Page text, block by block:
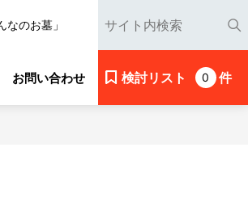
のお墓」
お問い合わせ 検討リスト 0 件